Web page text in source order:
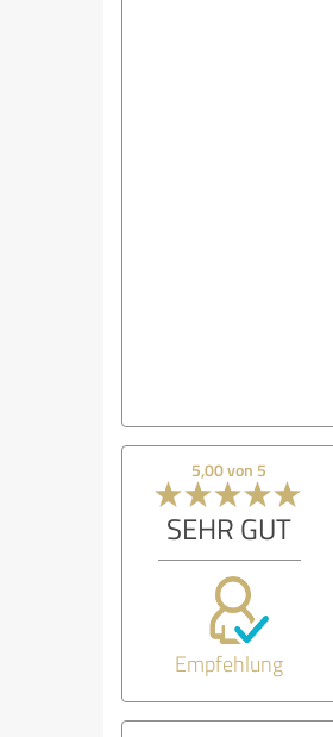
5,00 von 5
SEHR GUT
Empfehlung